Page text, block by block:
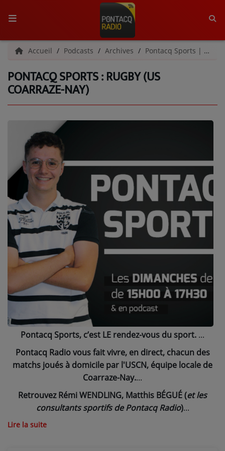
ACCUEIL
RADIO
GRILLE DES PROGRAMMES
C'ÉTAIT QUOI CE TITRE ?
MÉDIAS
PODCASTS - SAISON 2026/2027
NOS PROGRAMMES COURTS
ARCHIVES - SAISONS PASSÉES
VOS ÉMISSIONS EN IMAGES
PHOTOS
ANNONCEURS & ESPACE PRO
VOTRE PUBLICITÉ SUR PONTACQ RADIO
LOCATION DE STUDIOS
ÉDUCATION AUX MÉDIAS ET À
L'INFORMATION
EN QUOI ÇA CONSISTE ?
Accueil Podcasts Archives Pontacq Sports | Archives
PONTACQ SPORTS : RUGBY (US
COARRAZE-NAY)
Pontacq Sports, c’est LE rendez-vous du sport.
Pontacq Radio vous fait vivre, en direct, chacun des
matchs joués à domicile par l'USCN, équipe locale de
Coarraze-Nay.
Retrouvez Rémi WENDLING, Matthis BÉGUÉ (et les
consultants sportifs de Pontacq Radio)
Lire la suite